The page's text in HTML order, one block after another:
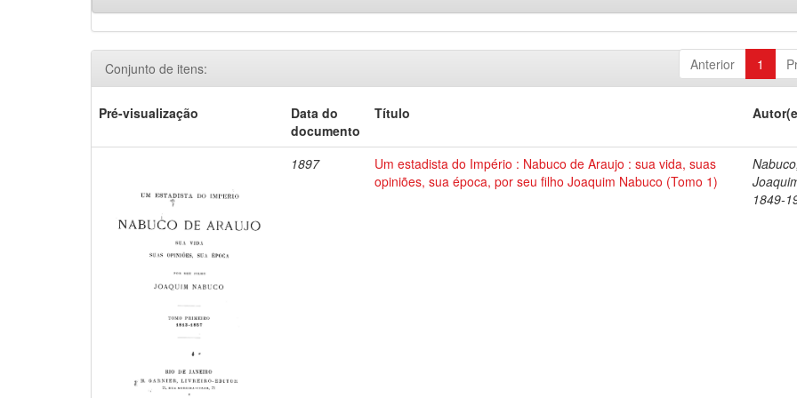
Anterior 1
Conjunto de itens:
Pré-visualização
Data do
documento
Título
1897
Um estadista do Império : Nabuco de Araujo : sua vida, suas
opiniões, sua época, por seu filho Joaquim Nabuco (Tomo 1)
Nabuco,
1849-